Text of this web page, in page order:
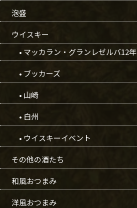
泡盛
ウイスキー
• マッカラン・グランレゼルバ12年
• ブッカーズ
• 山崎
• 白州
• ウイスキーイベント
その他の酒たち
和風おつまみ
洋風おつまみ